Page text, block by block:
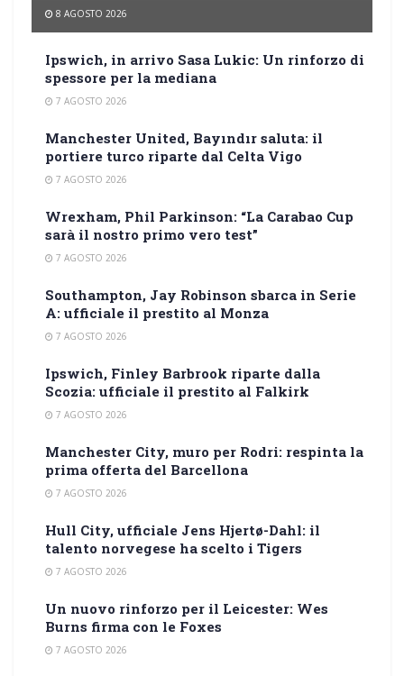
8 AGOSTO 2026
Ipswich, in arrivo Sasa Lukic: Un rinforzo di
spessore per la mediana
7 AGOSTO 2026
Manchester United, Bayındır saluta: il
portiere turco riparte dal Celta Vigo
7 AGOSTO 2026
Wrexham, Phil Parkinson: “La Carabao Cup
sarà il nostro primo vero test”
7 AGOSTO 2026
Southampton, Jay Robinson sbarca in Serie
A: ufficiale il prestito al Monza
7 AGOSTO 2026
Ipswich, Finley Barbrook riparte dalla
Scozia: ufficiale il prestito al Falkirk
7 AGOSTO 2026
Manchester City, muro per Rodri: respinta la
prima offerta del Barcellona
7 AGOSTO 2026
Hull City, ufficiale Jens Hjertø-Dahl: il
talento norvegese ha scelto i Tigers
7 AGOSTO 2026
Un nuovo rinforzo per il Leicester: Wes
Burns firma con le Foxes
7 AGOSTO 2026